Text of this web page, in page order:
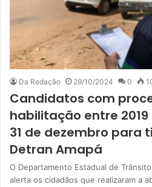
Da Redação 29/10/2024 0
Candidatos com
habilitação entre
31 de dezembro para
Detran Amapá
O Departamento Estadual de
alerta os cidadãos que realizaram a